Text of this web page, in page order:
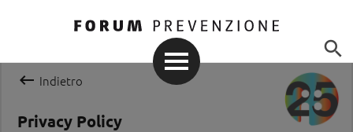

 Indietro
Privacy Policy